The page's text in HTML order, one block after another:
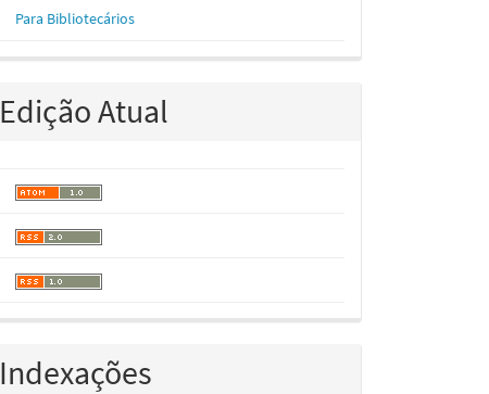
Para Bibliotecários
Edição Atual
Indexações